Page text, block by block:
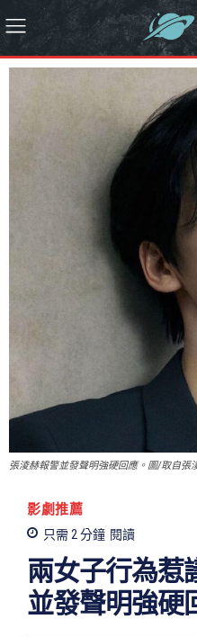
張淩赫報警並發聲明強硬回應。圖/取自張
影劇推薦
只需 2分鐘 閱讀
兩女子行為
並發聲明強硬